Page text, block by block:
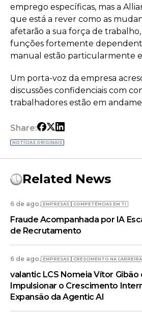
emprego específicas, mas a
que está a rever como as
afetarão a sua força de
funções fortemente
manual estão particularmente
Um porta-voz da empresa
discussões confidenciais com
trabalhadores estão em
Share:
NOTÍCIAS ORIGINAIS
Related News
6 de ago. EMPRESAS COMPETÊNCIAS EM TI
Fraude Acompanhada por IA
de Recrutamento
6 de ago. EMPRESAS CRESCIMENTO NA CARREIRA
valantic LCS Nomeia Vítor Gibão
Impulsionar o Crescimento
Expansão da Agentic AI